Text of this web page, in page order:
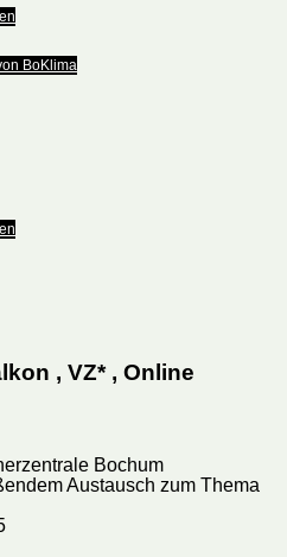
BoKlima
, VZ* , Online
Bochum
Austausch zum Thema